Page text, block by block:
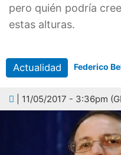
pero quién podría
estas alturas.
Actualidad Federico
| 11/05/2017 - 3:36pm